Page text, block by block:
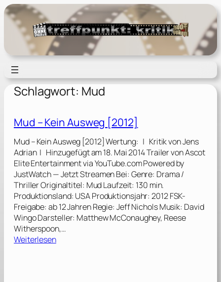
Zum
Inhalt
springen
Schlagwort: Mud
Mud – Kein Ausweg [2012]
Mud – Kein Ausweg [2012] Wertung: | Kritik von Jens
Adrian | Hinzugefügt am 18. Mai 2014 Trailer von Ascot
Elite Entertainment via YouTube.com Powered by
JustWatch — Jetzt Streamen Bei: Genre: Drama /
Thriller Originaltitel: Mud Laufzeit: 130 min.
Produktionsland: USA Produktionsjahr: 2012 FSK-
Freigabe: ab 12 Jahren Regie: Jeff Nichols Musik: David
Wingo Darsteller: Matthew McConaughey, Reese
Witherspoon,…
Weiterlesen: